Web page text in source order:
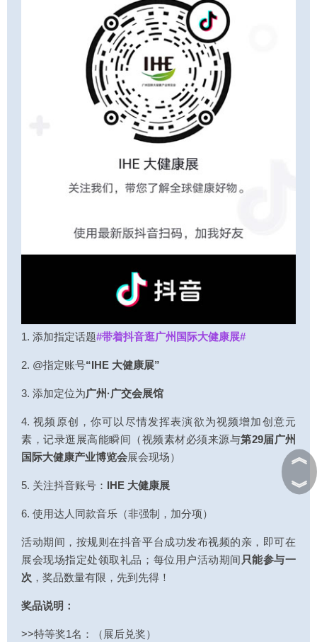
1. 添加指定话题#带着抖音逛广州国际大健康展#
2. @指定账号“IHE 大健康展”
3. 添加定位为广州·广交会展馆
4. 视频原创，你可以尽情发挥表演欲为视频增加创意元
素，记录逛展高能瞬间（视频素材必须来源与第29届广州
国际大健康产业博览会展会现场）
5. 关注抖音账号： IHE 大健康展
6. 使用达人同款音乐（非强制，加分项）
活动期间，按规则在抖音平台成功发布视频的亲，即可在
展会现场指定处领取礼品；每位用户活动期间 只能参与一
次 ，奖品数量有限，先到先得！
奖品说明：
>>特等奖1名：（展后兑奖）
︽
︾